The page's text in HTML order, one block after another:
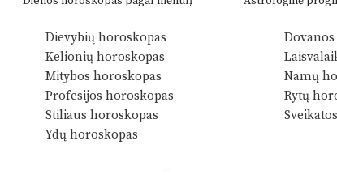
Dievybių horoskopas
Kelionių horoskopas
Mitybos horoskopas
Namų
Profesijos horoskopas
Rytų
Stiliaus horoskopas
Ydų horoskopas